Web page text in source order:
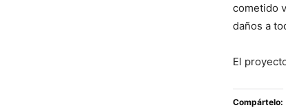
cometido
daños a
El
Compártelo: